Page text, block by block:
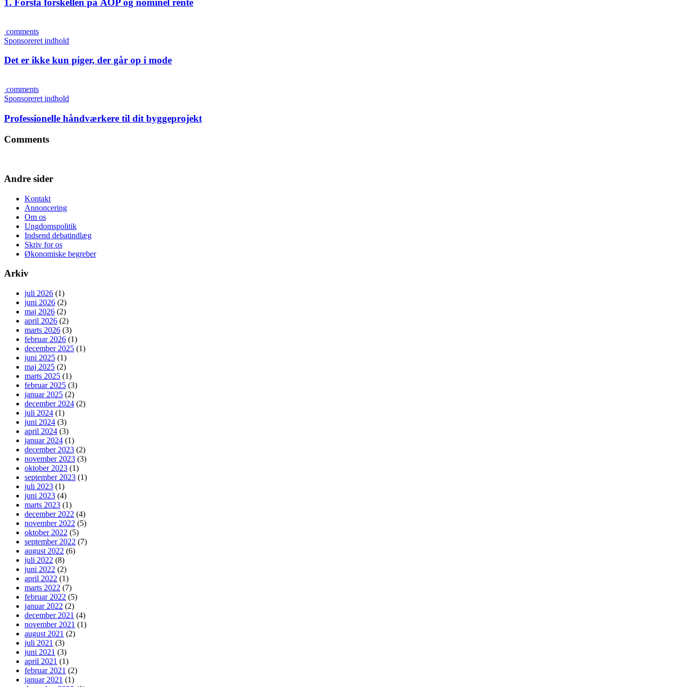
1. Forstå forskellen på ÅOP og nominel rente
comments
Sponsoreret indhold
Det er ikke kun piger, der går op i mode
comments
Sponsoreret indhold
Professionelle håndværkere til dit byggeprojekt
Comments
Andre sider
Kontakt
Annoncering
Om os
Ungdomspolitik
Indsend debatindlæg
Skriv for os
Økonomiske begreber
Arkiv
juli 2026 (1)
juni 2026 (2)
maj 2026 (2)
april 2026 (2)
marts 2026 (3)
februar 2026 (1)
december 2025 (1)
juni 2025 (1)
maj 2025 (2)
marts 2025 (1)
februar 2025 (3)
januar 2025 (2)
december 2024 (2)
juli 2024 (1)
juni 2024 (3)
april 2024 (3)
januar 2024 (1)
december 2023 (2)
november 2023 (3)
oktober 2023 (1)
september 2023 (1)
juli 2023 (1)
juni 2023 (4)
marts 2023 (1)
december 2022 (4)
november 2022 (5)
oktober 2022 (5)
september 2022 (7)
august 2022 (6)
juli 2022 (8)
juni 2022 (2)
april 2022 (1)
marts 2022 (7)
februar 2022 (5)
januar 2022 (2)
december 2021 (4)
november 2021 (1)
august 2021 (2)
juli 2021 (3)
juni 2021 (3)
april 2021 (1)
februar 2021 (2)
januar 2021 (1)